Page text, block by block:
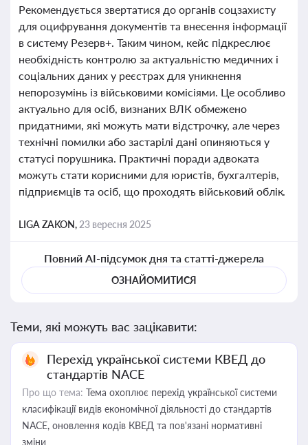
Рекомендується звертатися до органів соцзахисту
для оцифрування документів та внесення інформації
в систему Резерв+. Таким чином, кейс підкреслює
необхідність контролю за актуальністю медичних і
соціальних даних у реєстрах для уникнення
непорозумінь із військовими комісіями. Це особливо
актуально для осіб, визнаних ВЛК обмежено
придатними, які можуть мати відстрочку, але через
технічні помилки або застарілі дані опиняються у
статусі порушника. Практичні поради адвоката
можуть стати корисними для юристів, бухгалтерів,
підприємців та осіб, що проходять військовий облік.
LIGA ZAKON, 23 вересня 2025
Повний AI-підсумок дня та статті-джерела
ОЗНАЙОМИТИСЯ
Теми, які можуть вас зацікавити:
Перехід української системи КВЕД до
стандартів NACE
Про що тема: Тема охоплює перехід української системи
класифікації видів економічної діяльності до стандартів
NACE, оновлення кодів КВЕД та пов'язані нормативні
зміни